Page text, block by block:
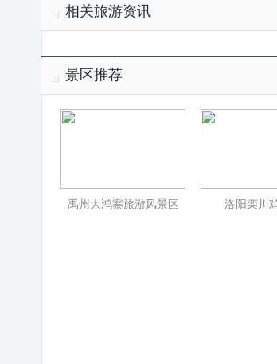
相关旅游资讯
景区推荐
禹州大鸿寨旅游风景区 洛阳栾川